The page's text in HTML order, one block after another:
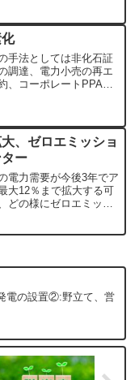
化
手法としては非化石証
調達、電力小売の再エ
、コーポレートPPA、
、ゼロエミッショ
ー
電力需要が今後3年でア
大12％まで拡大する可
どの様にゼロエミッシ
電の設置②:野立て、営